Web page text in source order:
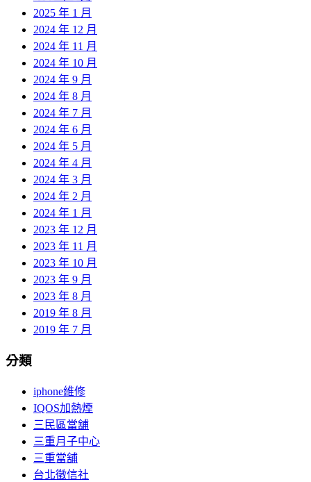
2025 年 1 月
2024 年 12 月
2024 年 11 月
2024 年 10 月
2024 年 9 月
2024 年 8 月
2024 年 7 月
2024 年 6 月
2024 年 5 月
2024 年 4 月
2024 年 3 月
2024 年 2 月
2024 年 1 月
2023 年 12 月
2023 年 11 月
2023 年 10 月
2023 年 9 月
2023 年 8 月
2019 年 8 月
2019 年 7 月
分類
iphone維修
IQOS加熱煙
三民區當舖
三重月子中心
三重當舖
台北徵信社